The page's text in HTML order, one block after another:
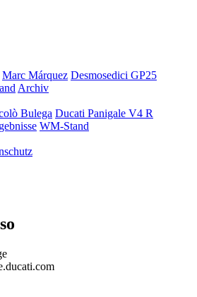
Marc Márquez Desmosedici GP25
Archiv
Bulega Ducati Panigale V4 R
WM-Stand